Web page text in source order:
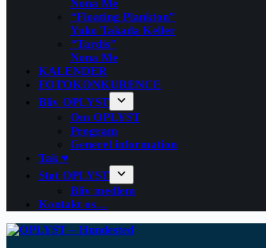
Nona Me
“Floating Plankton​”
Yuko Takada Keller
“Tardis”
Nona Me
KALENDER
FOTOKONKURENCE
Bliv OPLYST
Om OPLYST
Program
Generel information
Tak ♥
Støt OPLYST
Bliv medlem
Kontakt os…